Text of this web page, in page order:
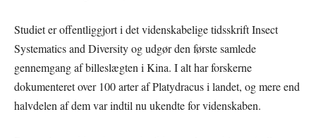
Studiet er offentliggjort i det videnskabelige tidsskrift Insect
Systematics and Diversity og udgør den første samlede
gennemgang af billeslægten i Kina. I alt har forskerne
dokumenteret over 100 arter af Platydracus i landet, og mere end
halvdelen af dem var indtil nu ukendte for videnskaben.